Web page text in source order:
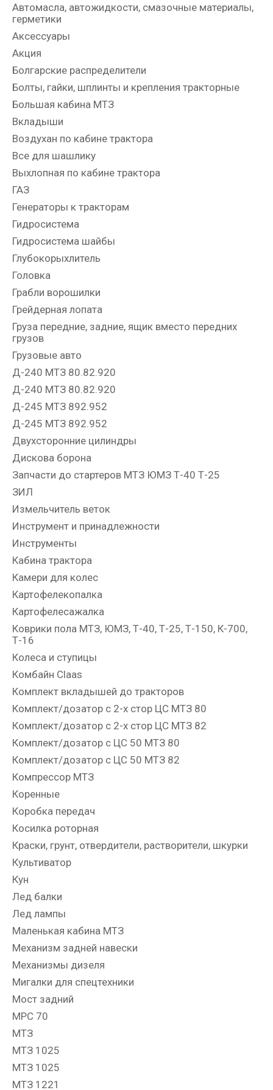
Автомасла, автожидкости, смазочные материалы,
герметики
Аксессуары
Акция
Болгарские распределители
Болты, гайки, шплинты и крепления тракторные
Большая кабина МТЗ
Вкладыши
Воздухан по кабине трактора
Все для шашлику
Выхлопная по кабине трактора
ГАЗ
Генераторы к тракторам
Гидросистема
Гидросистема шайбы
Глубокорыхлитель
Головка
Грабли ворошилки
Грейдерная лопата
Груза передние, задние, ящик вместо передних
грузов
Грузовые авто
Д-240 МТЗ 80.82.920
Д-240 МТЗ 80.82.920
Д-245 МТЗ 892.952
Д-245 МТЗ 892.952
Двухсторонние цилиндры
Дискова борона
Запчасти до стартеров МТЗ ЮМЗ Т-40 Т-25
ЗИЛ
Измельчитель веток
Инструмент и принадлежности
Инструменты
Кабина трактора
Камери для колес
Картофелекопалка
Картофелесажалка
Коврики пола МТЗ, ЮМЗ, Т-40, Т-25, Т-150, К-700,
Т-16
Колеса и ступицы
Комбайн Claas
Комплект вкладышей до тракторов
Комплект/дозатор с 2-х стор ЦС МТЗ 80
Комплект/дозатор с 2-х стор ЦС МТЗ 82
Комплект/дозатор с ЦС 50 МТЗ 80
Комплект/дозатор с ЦС 50 МТЗ 82
Компрессор МТЗ
Коренные
Коробка передач
Косилка роторная
Краски, грунт, отвердители, растворители, шкурки
Культиватор
Кун
Лед балки
Лед лампы
Маленькая кабина МТЗ
Механизм задней навески
Механизмы дизеля
Мигалки для спецтехники
Мост задний
МРС 70
МТЗ
МТЗ 1025
МТЗ 1025
МТЗ 1221